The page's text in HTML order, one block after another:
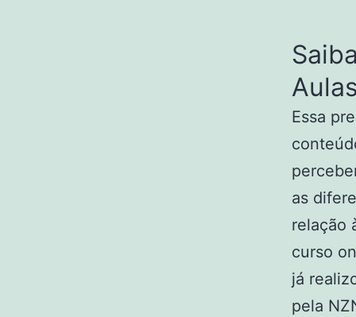
Essa
as
relação
curso
já
pela